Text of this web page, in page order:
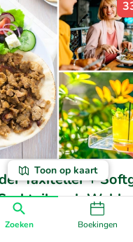
Zoeken Boekingen
Toon op kaart
Taxiteller +
nach Wahl
Wo Do Za